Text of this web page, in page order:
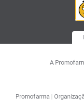
A
Promofarma |